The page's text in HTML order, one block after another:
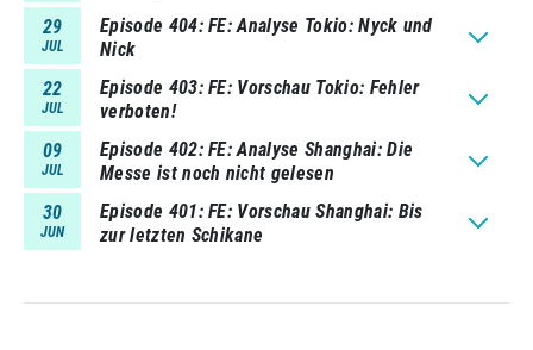
29
JUL
Episode 404 FE: Analyse Tokio: Nyck und
Nick
22
JUL
Episode 403 FE: Vorschau Tokio: Fehler
verboten!
09
JUL
Episode 402 FE: Analyse Shanghai: Die
Messe ist noch nicht gelesen
30
JUN
Episode 401 FE: Vorschau Shanghai: Bis
zur letzten Schikane